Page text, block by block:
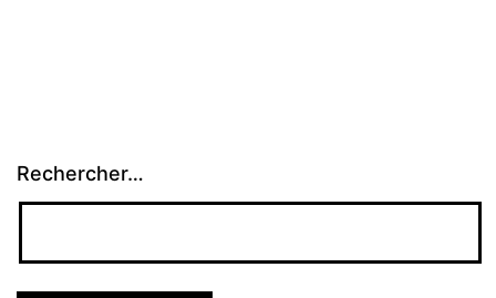
Rechercher…